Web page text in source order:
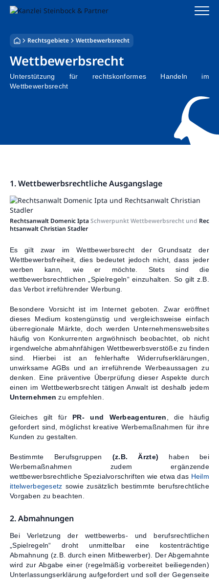
Zum
Inhalt
Startseite
Kanzlei
Team
Stellenangebote
Kontakt
Rechtsgebiete Wettbewerbsrecht
Wettbewerbsrecht
Unterstützung für rechtskonformes Handeln im
Wettbewerbsrecht
1. Wettbewerbsrechtliche Ausgangslage
Rechtsanwalt Domenic IptaSchwerpunkt Wettbewerbsrecht und Rec
htsanwalt Christian Stadler
Es gilt zwar im Wettbewerbsrecht der Grundsatz der
Wettbewerbsfreiheit, dies bedeutet jedoch nicht, dass jeder
werben kann, wie er möchte. Stets sind die
wettbewerbsrechtlichen „Spielregeln“ einzuhalten. So gilt z.B.
das Verbot irreführender Werbung.
Besondere Vorsicht ist im Internet geboten. Zwar eröffnet
dieses Medium kostengünstig und vergleichsweise einfach
überregionale Märkte, doch werden Unternehmenswebsites
häufig von Konkurrenten argwöhnisch beobachtet, ob nicht
irgendwelche abmahnfähigen Wettbewerbsverstöße zu finden
sind. Hierbei ist an fehlerhafte Widerrufserklärungen,
unwirksame AGBs und an irreführende Werbeaussagen zu
denken. Eine präventive Überprüfung dieser Aspekte durch
einen im Wettbewerbsrecht tätigen Anwalt ist deshalb jedem
Unternehmenzu empfehlen.
Gleiches gilt für PR- und Werbeagenturen , die häufig
gefordert sind, möglichst kreative Werbemaßnahmen für ihre
Kunden zu gestalten.
Bestimmte Berufsgruppen (z.B. Ärzte) haben bei
Werbemaßnahmen zudem ergänzende
wettbewerbsrechtliche Spezialvorschriften wie etwa das Heilm
ittelwerbegesetz sowie zusätzlich bestimmte berufsrechtliche
Vorgaben zu beachten.
2. Abmahnungen
Bei Verletzung der wettbewerbs- und berufsrechtlichen
„Spielregeln“ droht unmittelbar eine kostenträchtige
Abmahnung (z.B. durch einen Mitbewerber). Der Abgemahnte
wird zur Abgabe einer (regelmäßig vorbereitet beiliegenden)
Unterlassungserklärung aufgefordert und soll der Gegenseite